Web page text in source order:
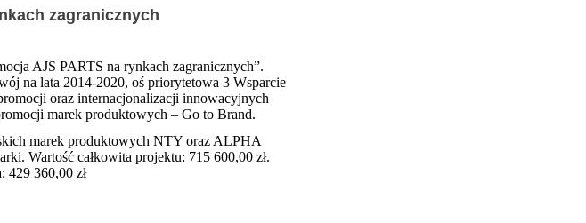
zagranicznych
AJS PARTS na rynkach zagranicznych”.
na lata 2014-2020, oś priorytetowa 3 Wsparcie
oraz internacjonalizacji innowacyjnych
marek produktowych – Go to Brand.
marek produktowych NTY oraz ALPHA
Wartość całkowita projektu: 715 600,00 zł.
429 360,00 zł